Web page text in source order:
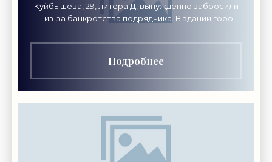
Куйбышева, 29, литера Д, вынужденно забросили
— из-за банкротства подрядчика. В здании город
индустрий «Локон».
Подробнее